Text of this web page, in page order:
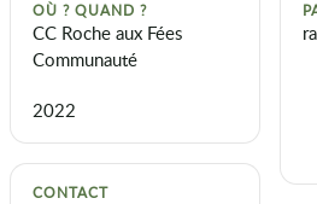
OÙ ? QUAND ?
CC Roche aux Fées
Communauté
2022
CONTACT